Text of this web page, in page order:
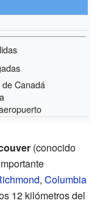
Canadá
(conocido
, Columbia
12 kilómetros del